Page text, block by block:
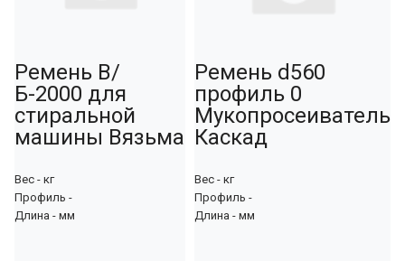
Ремень В/
Б-2000 для
стиральной
машины Вязьма
Вес - кг
Профиль -
Длина - мм
Ремень d560
профиль 0
Мукопросеиватель
Каскад
Вес - кг
Профиль -
Длина - мм